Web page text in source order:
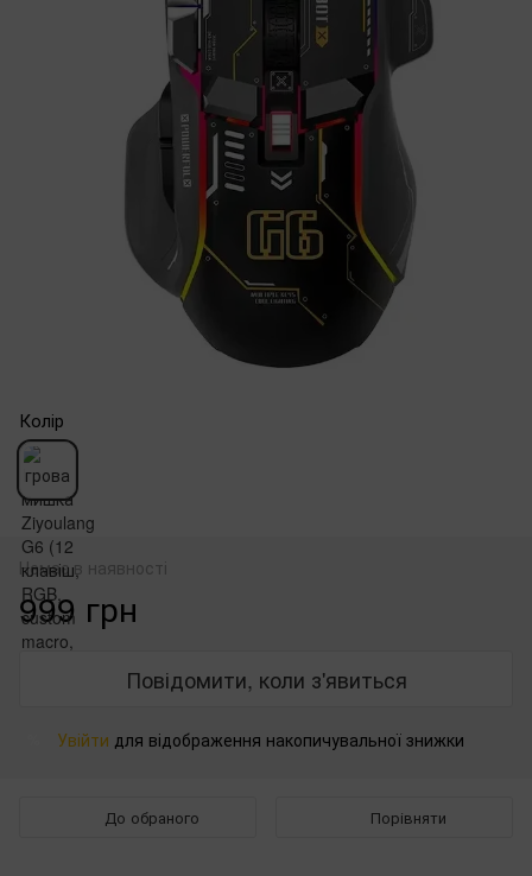
Колір
Немає в наявності
999 грн
Повідомити, коли з'явиться
Увійти для відображення накопичувальної знижки
До обраного Порівняти